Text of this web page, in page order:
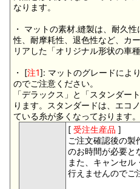
なります。
・ マットの素材.縫製は、耐久
性、耐摩耗性、退色性など、カ
リアした「オリジナル形状の車
・ [注1]: マットのグレードによ
のでご注意ください。
「デラックス」と「スタンダー
ります。スタンダードは、エコ
ている糸が多くなっております。
[ 受注生産品 ]
ご注文確認後の製
のお時間が必要と
また、キャンセル
行えませんのでご